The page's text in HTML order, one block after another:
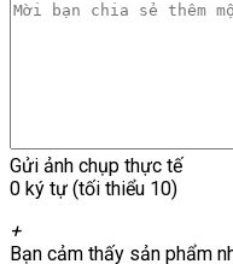
Gửi ảnh chụp thực tế
0 ký tự (tối thiểu 10)
+
Bạn cảm thấy sản phẩm